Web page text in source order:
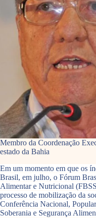
Membro da Coordenação
estado da Bahia
Em um momento em que os
Brasil, em julho, o Fórum
Alimentar e Nutricional
processo de mobilização da
Conferência Nacional,
Soberania e Segurança